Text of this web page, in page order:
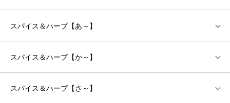
スパイス＆ハーブ【あ～】
スパイス＆ハーブ【か～】
スパイス＆ハーブ【さ～】